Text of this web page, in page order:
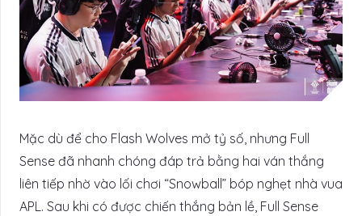
Mặc dù để cho Flash Wolves mở tỷ số, nhưng Full
Sense đã nhanh chóng đáp trả bằng hai ván thắng
liên tiếp nhờ vào lối chơi “Snowball” bóp nghẹt nhà vua
APL. Sau khi có được chiến thắng bản lề, Full Sense